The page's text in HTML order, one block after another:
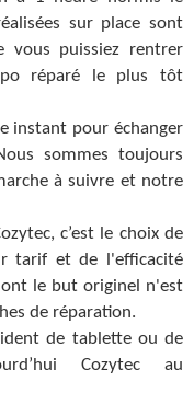
sur place sont
vous puissiez rentrer
réparé le plus tôt
instant pour échanger
sommes toujours
à suivre et notre
c’est le choix de
tarif et de l'efficacité
le but originel n'est
de réparation.
de tablette ou de
Cozytec au